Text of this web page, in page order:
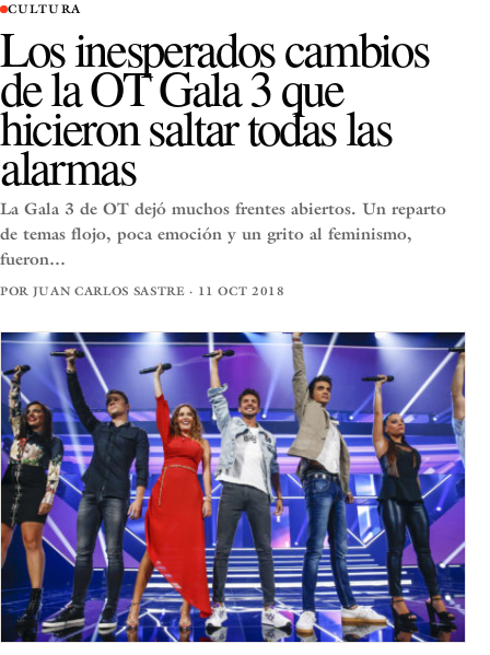
CULTURA
Los inesperados cambios
de la OT Gala 3 que
hicieron saltar todas las
alarmas
La Gala 3 de OT dejó muchos frentes abiertos. Un reparto
de temas flojo, poca emoción y un grito al feminismo,
fueron…
POR JUAN CARLOS SASTRE · 11 OCT 2018